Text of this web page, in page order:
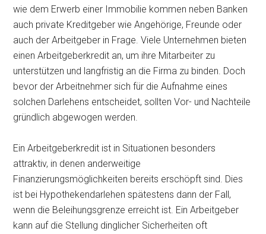
wie dem Erwerb einer Immobilie kommen neben Banken
auch private Kreditgeber wie Angehörige, Freunde oder
auch der Arbeitgeber in Frage. Viele Unternehmen bieten
einen Arbeitgeberkredit an, um ihre Mitarbeiter zu
unterstützen und langfristig an die Firma zu binden. Doch
bevor der Arbeitnehmer sich für die Aufnahme eines
solchen Darlehens entscheidet, sollten Vor- und Nachteile
gründlich abgewogen werden.
Ein Arbeitgeberkredit ist in Situationen besonders
attraktiv, in denen anderweitige
Finanzierungsmöglichkeiten bereits erschöpft sind. Dies
ist bei Hypothekendarlehen spätestens dann der Fall,
wenn die Beleihungsgrenze erreicht ist. Ein Arbeitgeber
kann auf die Stellung dinglicher Sicherheiten oft